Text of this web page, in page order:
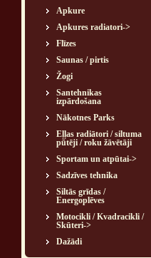
Apkure
Apkures radiatori->
Flīzes
Saunas / pirtis
Žogi
Santehnikas
izpārdošana
Nākotnes Parks
Eļļas radiātori / siltuma
pūtēji / roku žāvētāji
Sportam un atpūtai->
Sadzīves tehnika
Siltās grīdas /
Energoplēves
Motocikli / Kvadracikli /
Skūteri->
Dažādi